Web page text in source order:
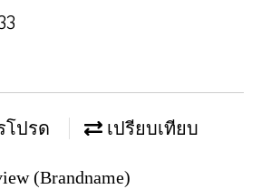
โปรด เปรียบเทียบ
(Brandname)